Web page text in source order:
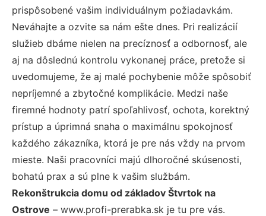
prispôsobené vašim individuálnym požiadavkám.
Neváhajte a ozvite sa nám ešte dnes. Pri realizácií
služieb dbáme nielen na precíznosť a odbornosť, ale
aj na dôslednú kontrolu vykonanej práce, pretože si
uvedomujeme, že aj malé pochybenie môže spôsobiť
nepríjemné a zbytočné komplikácie. Medzi naše
firemné hodnoty patrí spoľahlivosť, ochota, korektný
prístup a úprimná snaha o maximálnu spokojnosť
každého zákazníka, ktorá je pre nás vždy na prvom
mieste. Naši pracovníci majú dlhoročné skúsenosti,
bohatú prax a sú plne k vašim službám.
Rekonštrukcia domu od základov Štvrtok na
Ostrove – www.profi-prerabka.sk je tu pre vás.